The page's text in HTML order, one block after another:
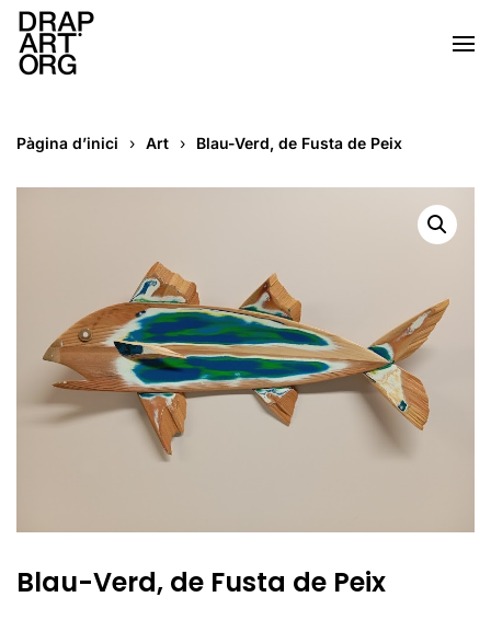
Skip to main content
Pàgina d’inici Art Blau-Verd, de Fusta de Peix
Blau-Verd, de Fusta de Peix